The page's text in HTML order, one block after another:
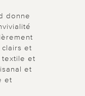
donne
et
textile et
et
et